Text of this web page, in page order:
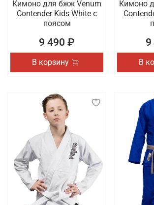
Кимоно для бжж Venum
Contender Kids White с
поясом
9 490 ₽
В корзину
Кимоно
9
В